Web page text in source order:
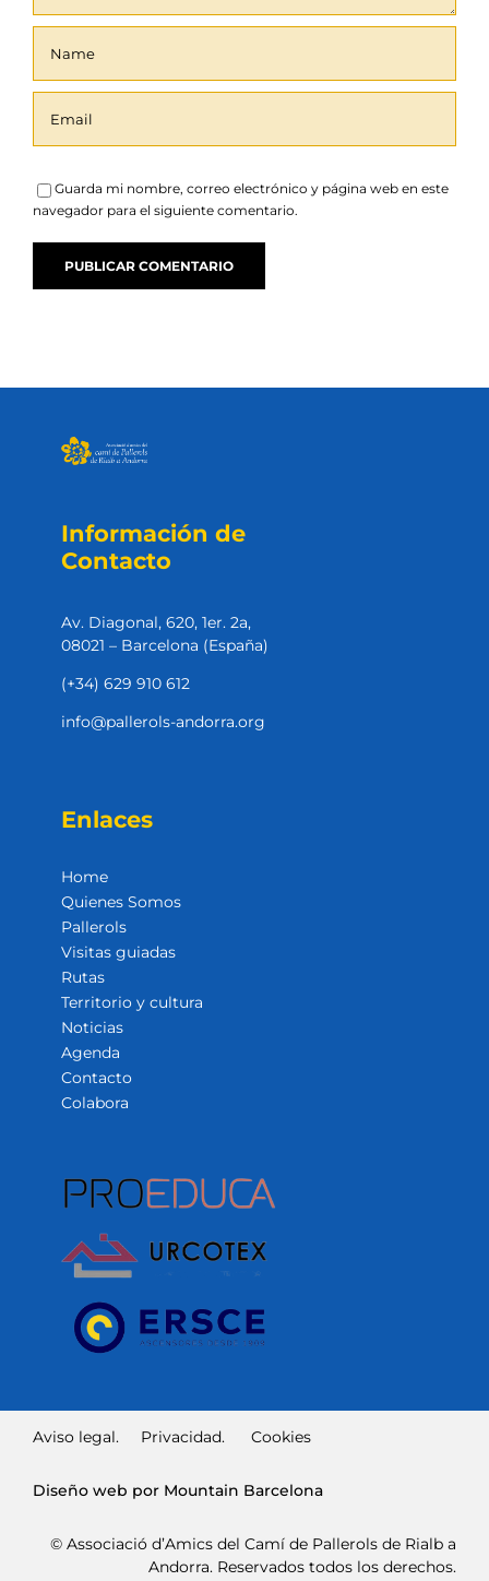
Guarda mi nombre, correo electrónico y página web en este
navegador para el siguiente comentario.
Información de
Contacto
Av. Diagonal, 620, 1er. 2a,
08021 – Barcelona (España)
(+34) 629 910 612
info@pallerols-andorra.org
Enlaces
Home
Quienes Somos
Pallerols
Visitas guiadas
Rutas
Territorio y cultura
Noticias
Agenda
Contacto
Colabora
Aviso legal. Privacidad. Cookies
Diseño web por Mountain Barcelona
© Associació d’Amics del Camí de Pallerols de Rialb a
Andorra. Reservados todos los derechos.